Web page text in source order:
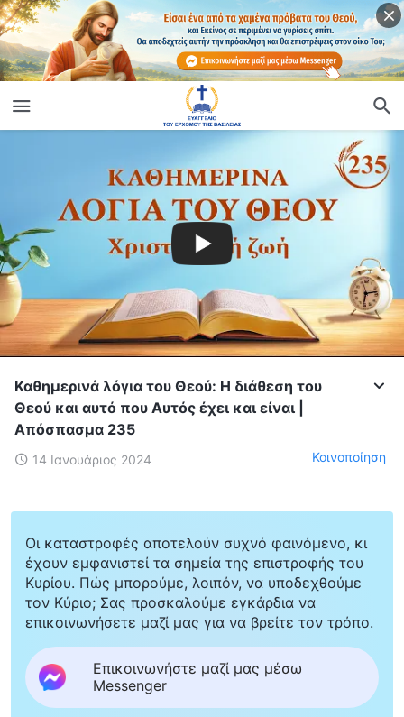
Καθημερινά λόγια του Θεού: Η διάθεση του
Θεού και αυτό που Αυτός έχει και είναι |
Απόσπασμα 235
14 Ιανουάριος 2024 Κοινοποίηση
Οι καταστροφές αποτελούν συχνό φαινόμενο, κι
έχουν εμφανιστεί τα σημεία της επιστροφής του
Κυρίου. Πώς μπορούμε, λοιπόν, να υποδεχθούμε
τον Κύριο; Σας προσκαλούμε εγκάρδια να
επικοινωνήσετε μαζί μας για να βρείτε τον τρόπο.
Επικοινωνήστε μαζί μας μέσω
Messenger